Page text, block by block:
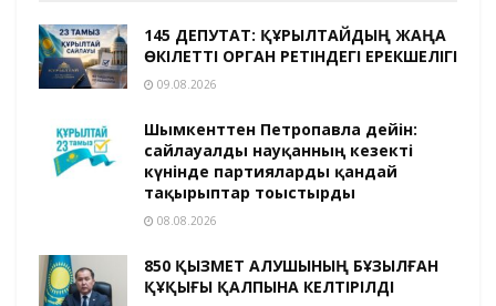
145 ДЕПУТАТ: ҚҰРЫЛТАЙДЫҢ ЖАҢА
ӨКІЛЕТТІ ОРГАН РЕТІНДЕГІ ЕРЕКШЕЛІГІ
09.08.2026
Шымкенттен Петропавлға дейін:
сайлауалды науқанның кезекті
күнінде партияларды қандай
тақырыптар тоғыстырды
08.08.2026
850 ҚЫЗМЕТ АЛУШЫНЫҢ БҰЗЫЛҒАН
ҚҰҚЫҒЫ ҚАЛПЫНА КЕЛТІРІЛДІ